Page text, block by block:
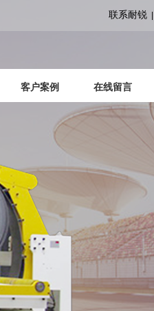
联系耐锐
客户案例 在线留言